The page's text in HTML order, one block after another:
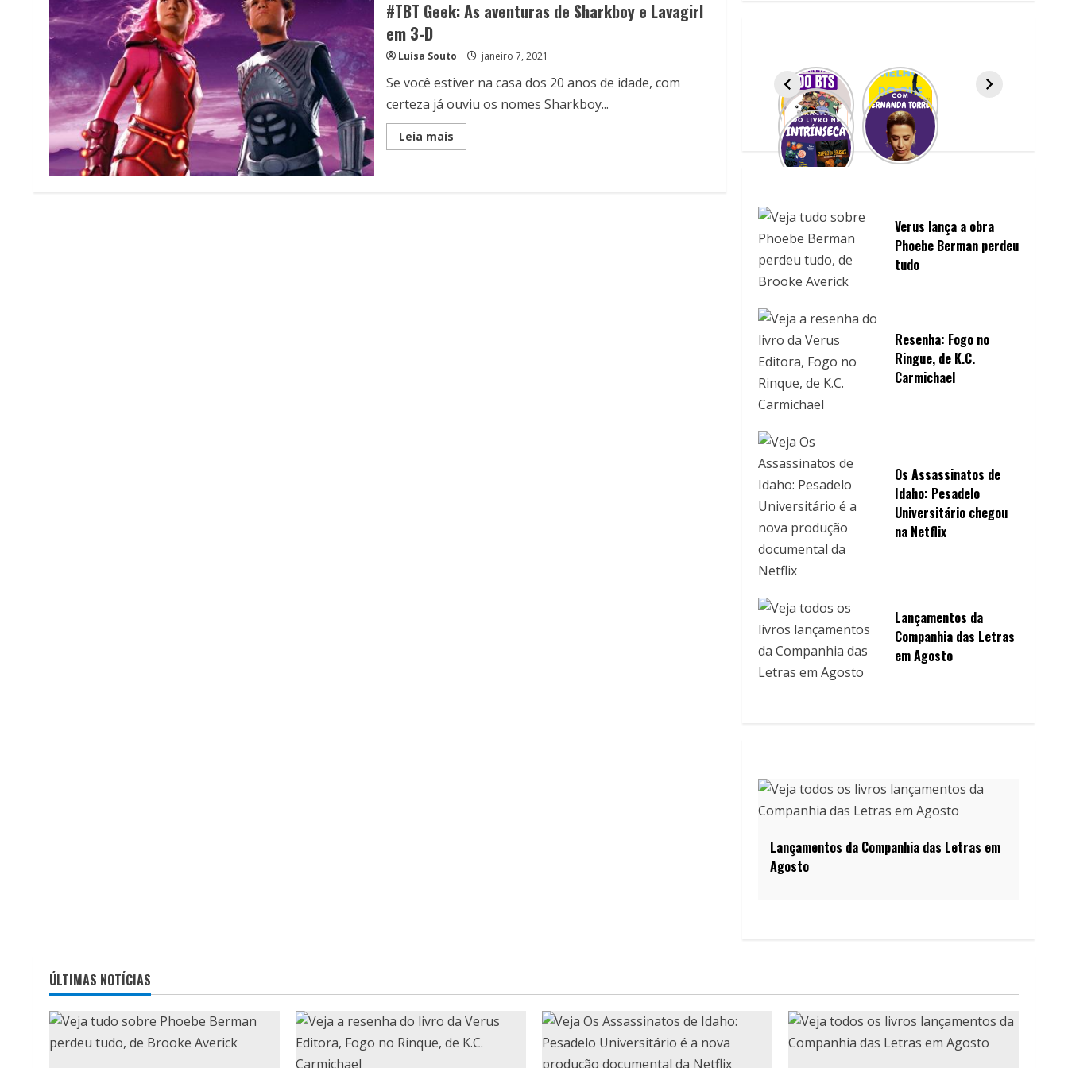
#TBT Geek: As aventuras de Sharkboy e Lavagirl
em 3-D
Luísa Souto janeiro 7, 2021
Se você estiver na casa dos 20 anos de idade, com
certeza já ouviu os nomes Sharkboy...
Leia maisRead
more
Verus lança a obra
Phoebe Berman perdeu
tudo
Resenha: Fogo no
Ringue, de K.C.
Carmichael
Os Assassinatos de
Idaho: Pesadelo
Universitário chegou
na Netflix
Lançamentos da
Companhia das Letras
em Agosto
Lançamentos da Companhia das Letras em
Agosto
ÚLTIMAS NOTÍCIAS